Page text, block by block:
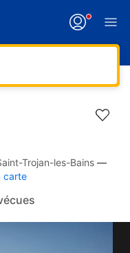
Trojan-les-Bains —
carte